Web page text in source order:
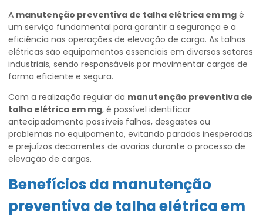
A manutenção preventiva de talha elétrica em mg é
um serviço fundamental para garantir a segurança e a
eficiência nas operações de elevação de carga. As talhas
elétricas são equipamentos essenciais em diversos setores
industriais, sendo responsáveis por movimentar cargas de
forma eficiente e segura.
Com a realização regular da manutenção preventiva de
talha elétrica em mg, é possível identificar
antecipadamente possíveis falhas, desgastes ou
problemas no equipamento, evitando paradas inesperadas
e prejuízos decorrentes de avarias durante o processo de
elevação de cargas.
Benefícios da manutenção
preventiva de talha elétrica em